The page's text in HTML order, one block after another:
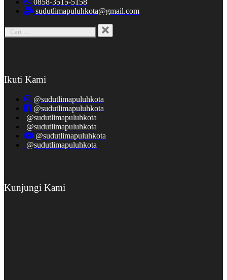
0858-3515-5158
sudutlimapuluhkota@gmail.com
Ikuti Kami
@sudutlimapuluhkota
@sudutlimapuluhkota
@sudutlimapuluhkota
@sudutlimapuluhkota
@sudutlimapuluhkota
@sudutlimapuluhkota
Kunjungi Kami